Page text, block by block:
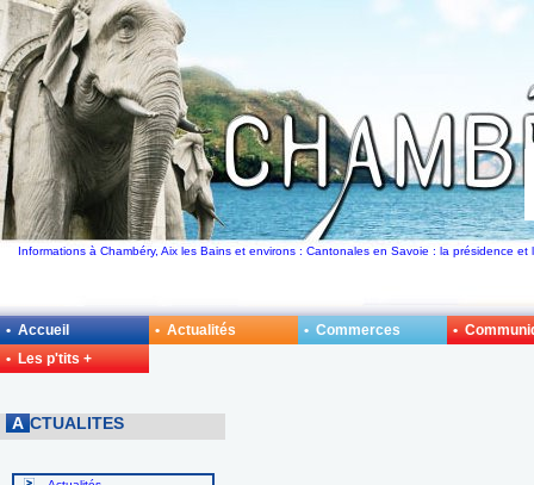
Informations à Chambéry, Aix les Bains et environs : Cantonales en Savoie : la présidence
A CTUALITES
• Accueil • Actualités • Commerces
•
• Les p'tits +